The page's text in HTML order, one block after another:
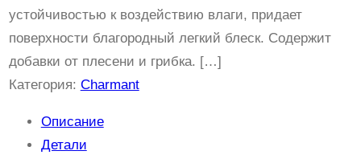
с
т
в
о
устойчивостью к воздействию влаги, придает
поверхности благородный легкий блеск. Содержит
добавки от плесени и грибка. […]
Категория: Charmant
Описание
Детали